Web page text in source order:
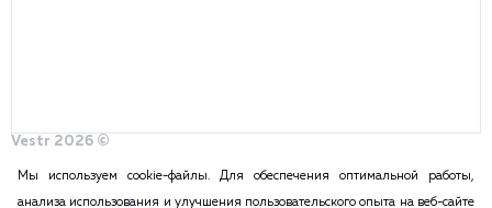
Vestr 2026 ©
Разработка сайта – DDQ
Мы используем cookie-файлы. Для обеспечения оптимальной работы,
анализа использования и улучшения пользовательского опыта на веб-сайте